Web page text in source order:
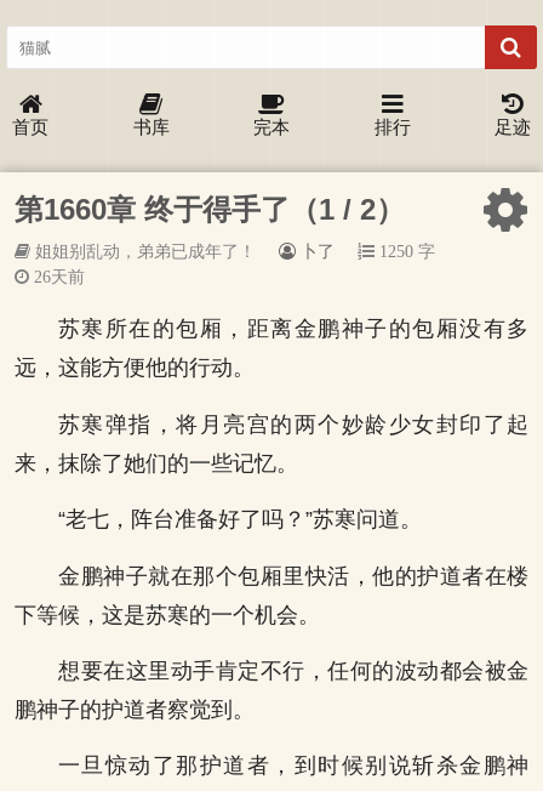
首页 书库 完本 排行 足迹
第1660章 终于得手了（1 / 2）
姐姐别乱动，弟弟已成年了！ 卜了
1250 字
26天前
苏寒所在的包厢，距离金鹏神子的包厢没有多
远，这能方便他的行动。
苏寒弹指，将月亮宫的两个妙龄少女封印了起
来，抹除了她们的一些记忆。
“老七，阵台准备好了吗？”苏寒问道。
金鹏神子就在那个包厢里快活，他的护道者在楼
下等候，这是苏寒的一个机会。
想要在这里动手肯定不行，任何的波动都会被金
鹏神子的护道者察觉到。
一旦惊动了那护道者，到时候别说斩杀金鹏神